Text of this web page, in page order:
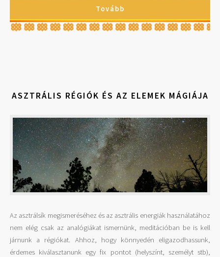
Tovább
ASZTRÁLIS RÉGIÓK ÉS AZ ELEMEK MÁGIÁJA
Az asztrálsík megismeréséhez és az asztrális energiák használatához
nem elég csak az analógiákat ismernünk, meditációban be is kell
járnunk a régiókat. Ahhoz, hogy könnyedén eligazodhassunk,
érdemes kiválasztanunk egy fix pontot (helyszínt, személyt stb),